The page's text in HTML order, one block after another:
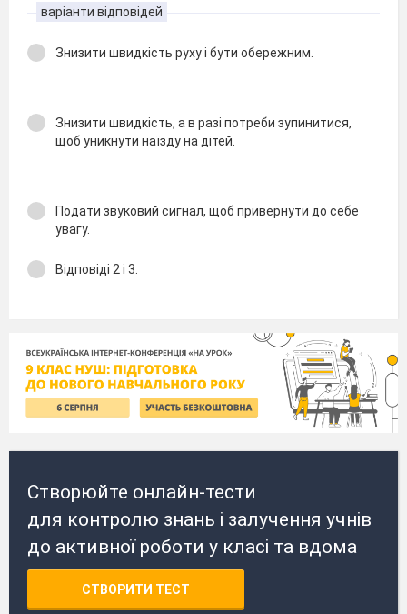
варіанти відповідей
Знизити швидкість руху і бути обережним.
Знизити швидкість, а в разі потреби зупинитися,
щоб уникнути наїзду на дітей.
Подати звуковий сигнал, щоб привернути до себе
увагу.
Відповіді 2 і 3.
Створюйте онлайн-тести
для контролю знань і залучення учнів
до активної роботи у класі та вдома
СТВОРИТИ ТЕСТ